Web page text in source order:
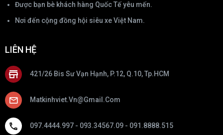
Được bạn bè khách hàng Quốc Tế yêu mến.
Nơi đến cộng đồng hội siêu xe Việt Nam.
LIÊN HỆ
421/26 Bis Sư Vạn Hạnh, P.12, Q.10, Tp.HCM
Matkinhviet.vn@gmail.com
097.4444.997 - 093.34567.09 - 091.8888.515